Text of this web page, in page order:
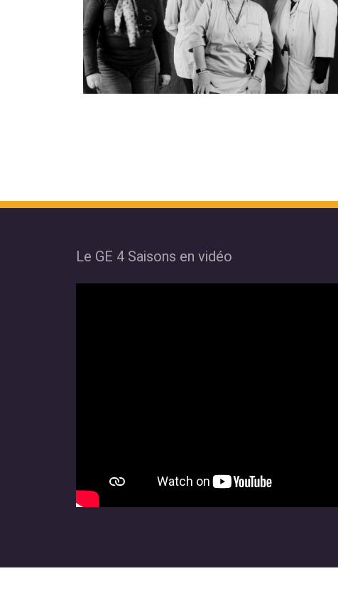
Le GE 4 Saisons en vidéo